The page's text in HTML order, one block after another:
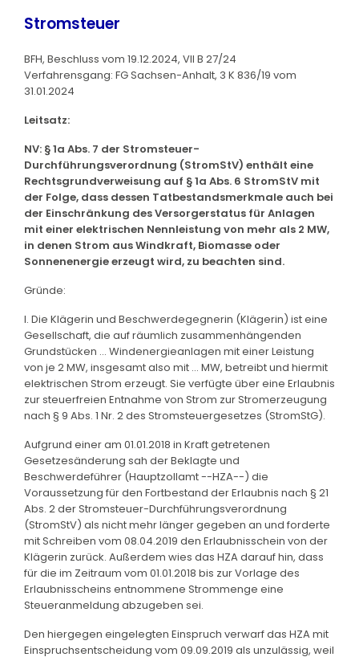
Stromsteuer
BFH, Beschluss vom 19.12.2024, VII B 27/24
Verfahrensgang: FG Sachsen-Anhalt, 3 K 836/19 vom
31.01.2024
Leitsatz:
NV: § 1a Abs. 7 der Stromsteuer-
Durchführungsverordnung (StromStV) enthält eine
Rechtsgrundverweisung auf § 1a Abs. 6 StromStV mit
der Folge, dass dessen Tatbestandsmerkmale auch bei
der Einschränkung des Versorgerstatus für Anlagen
mit einer elektrischen Nennleistung von mehr als 2 MW,
in denen Strom aus Windkraft, Biomasse oder
Sonnenenergie erzeugt wird, zu beachten sind.
Gründe:
I. Die Klägerin und Beschwerdegegnerin (Klägerin) ist eine
Gesellschaft, die auf räumlich zusammenhängenden
Grundstücken ... Windenergieanlagen mit einer Leistung
von je 2 MW, insgesamt also mit ... MW, betreibt und hiermit
elektrischen Strom erzeugt. Sie verfügte über eine Erlaubnis
zur steuerfreien Entnahme von Strom zur Stromerzeugung
nach § 9 Abs. 1 Nr. 2 des Stromsteuergesetzes (StromStG).
Aufgrund einer am 01.01.2018 in Kraft getretenen
Gesetzesänderung sah der Beklagte und
Beschwerdeführer (Hauptzollamt --HZA--) die
Voraussetzung für den Fortbestand der Erlaubnis nach § 21
Abs. 2 der Stromsteuer-Durchführungsverordnung
(StromStV) als nicht mehr länger gegeben an und forderte
mit Schreiben vom 08.04.2019 den Erlaubnisschein von der
Klägerin zurück. Außerdem wies das HZA darauf hin, dass
für die im Zeitraum vom 01.01.2018 bis zur Vorlage des
Erlaubnisscheins entnommene Strommenge eine
Steueranmeldung abzugeben sei.
Den hiergegen eingelegten Einspruch verwarf das HZA mit
Einspruchsentscheidung vom 09.09.2019 als unzulässig, weil